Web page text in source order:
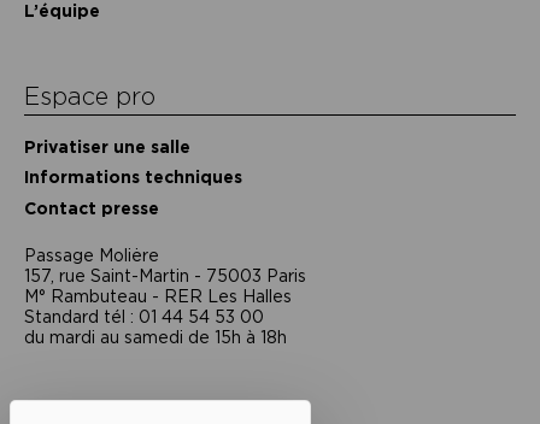
L’équipe
Espace pro
Privatiser une salle
Informations techniques
Contact presse
Passage Moliėre
157, rue Saint-Martin - 75003 Paris
M° Rambuteau - RER Les Halles
Standard tél : 01 44 54 53 00
du mardi au samedi de 15h à 18h